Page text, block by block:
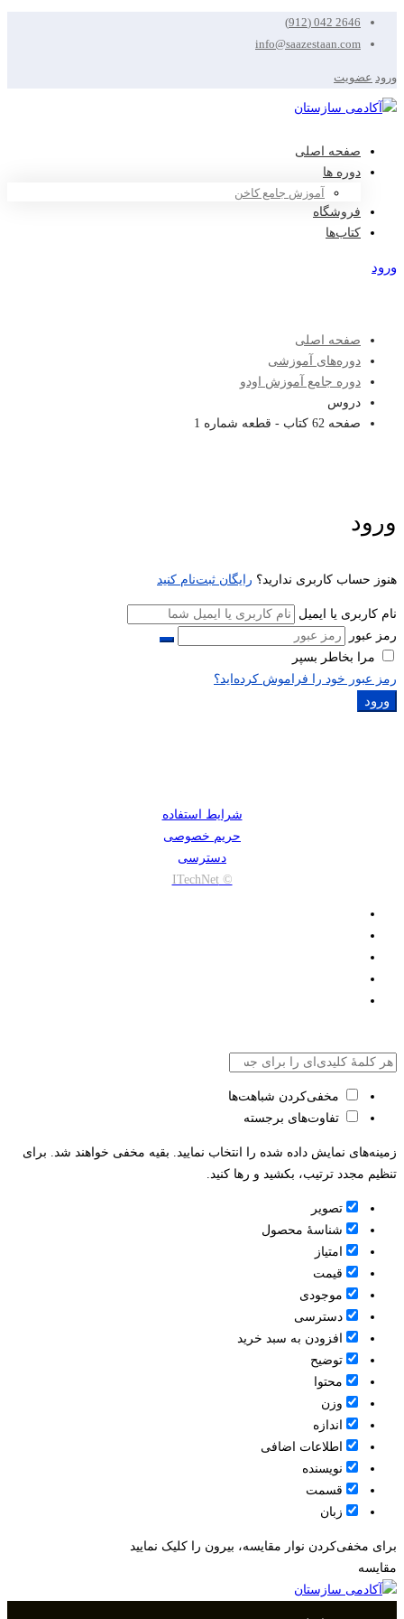
2646 042 (912)
info@saazestaan.com
ورود عضویت
صفحه اصلی
دوره ها
آموزش جامع کاخن
فروشگاه
کتاب‌ها
ورود
صفحه اصلی
دوره‌های آموزشی
دوره جامع آموزش اودو
دروس
صفحه 62 کتاب - قطعه شماره 1
ورود
هنوز حساب کاربری ندارید؟ رایگان ثبت‌نام کنید
نام کاربری یا ایمیل
رمز عبور
مرا بخاطر بسپر
رمز عبور خود را فراموش کرده‌اید؟
ورود
شرایط استفاده
حریم خصوصی
دسترسی
© ITechNet
مخفی‌کردن شباهت‌ها
تفاوت‌های برجسته
زمینه‌های نمایش داده شده را انتخاب نمایید. بقیه مخفی خواهند شد. برای
تنظیم مجدد ترتیب، بکشید و رها کنید.
تصویر
شناسۀ محصول
امتیاز
قيمت
موجودی
دسترسی
افزودن به سبد خرید
توضیح
محتوا
وزن
اندازه
اطلاعات اضافی
نویسنده
قسمت
زبان
برای مخفی‌کردن نوار مقایسه، بیرون را کلیک نمایید
مقایسه